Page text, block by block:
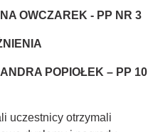
OWCZAREK - PP NR 3
POPIOŁEK – PP 10
uczestnicy otrzymali